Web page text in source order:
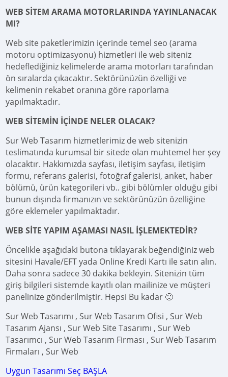
WEB SİTEM ARAMA MOTORLARINDA YAYINLANACAK
MI?
Web site paketlerimizin içerinde temel seo (arama
motoru optimizasyonu) hizmetleri ile web siteniz
hedeflediğiniz kelimelerde arama motorları tarafından
ön sıralarda çıkacaktır. Sektörünüzün özelliği ve
kelimenin rekabet oranına göre raporlama
yapılmaktadır.
WEB SİTEMİN İÇİNDE NELER OLACAK?
Sur Web Tasarım hizmetlerimiz de web sitenizin
teslimatında kurumsal bir sitede olan muhtemel her şey
olacaktır. Hakkımızda sayfası, iletişim sayfası, iletişim
formu, referans galerisi, fotoğraf galerisi, anket, haber
bölümü, ürün kategorileri vb.. gibi bölümler olduğu gibi
bunun dışında firmanızın ve sektörünüzün özelliğine
göre eklemeler yapılmaktadır.
WEB SİTE YAPIM AŞAMASI NASIL İŞLEMEKTEDİR?
Öncelikle aşağıdaki butona tıklayarak beğendiğiniz web
sitesini Havale/EFT yada Online Kredi Kartı ile satın alın.
Daha sonra sadece 30 dakika bekleyin. Sitenizin tüm
giriş bilgileri sistemde kayıtlı olan mailinize ve müşteri
panelinize gönderilmiştir. Hepsi Bu kadar 🙂
Sur Web Tasarımı , Sur Web Tasarım Ofisi , Sur Web
Tasarım Ajansı , Sur Web Site Tasarımı , Sur Web
Tasarımcı , Sur Web Tasarım Firması , Sur Web Tasarım
Firmaları , Sur Web
Uygun Tasarımı Seç BAŞLA